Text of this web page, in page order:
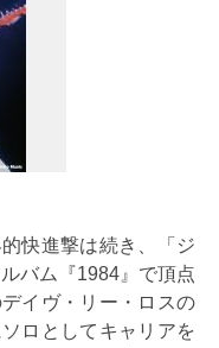
快進撃は続き、「ジ
バム『1984』で頂点
イヴ・リー・ロスの
ロとしてキャリアを